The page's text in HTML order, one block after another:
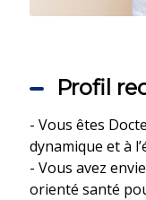
Profil
- Vous êtes
dynamique et à
- Vous avez
orienté santé